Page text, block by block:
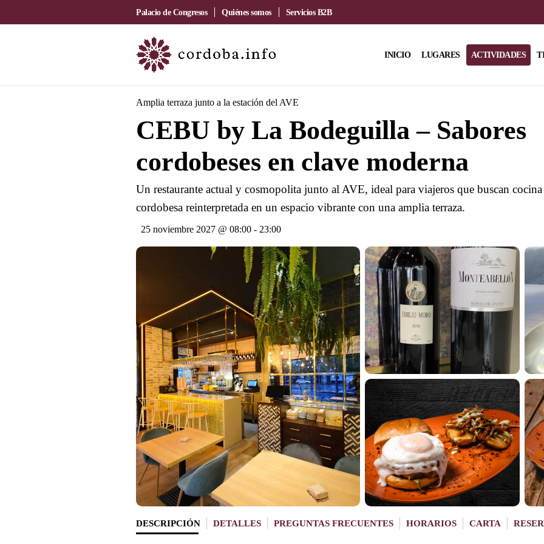
Palacio de Congresos Quiénes somos Servicios B2B
INICIO LUGARES ACTIVIDADES
Amplia terraza junto a la estación del AVE
CEBU by La Bodeguilla – Sabores
cordobeses en clave moderna
Un restaurante actual y cosmopolita junto al AVE, ideal para viajeros que buscan cocina
cordobesa reinterpretada en un espacio vibrante con una amplia terraza.
25 noviembre 2027 @ 08:00 - 23:00
DESCRIPCIÓN DETALLES PREGUNTAS FRECUENTES HORARIOS CARTA